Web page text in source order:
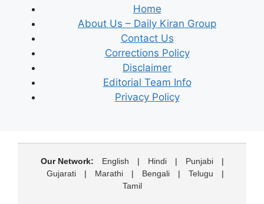
Home
About Us – Daily Kiran Group
Contact Us
Corrections Policy
Disclaimer
Editorial Team Info
Privacy Policy
Our Network: English | Hindi | Punjabi
|
Gujarati
| Marathi | Bengali | Telugu
|
Tamil